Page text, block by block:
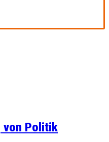
von Politik